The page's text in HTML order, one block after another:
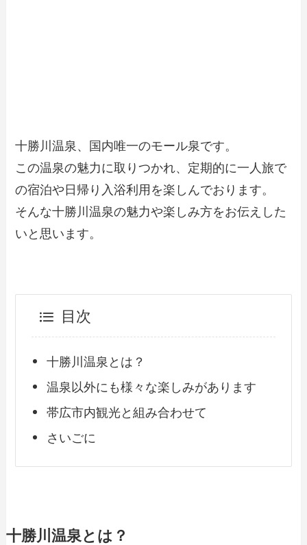
十勝川温泉、国内唯一のモール泉です。
この温泉の魅力に取りつかれ、定期的に一人旅で
の宿泊や日帰り入浴利用を楽しんでおります。
そんな十勝川温泉の魅力や楽しみ方をお伝えした
いと思います。
目次
十勝川温泉とは？
温泉以外にも様々な楽しみがあります
帯広市内観光と組み合わせて
さいごに
十勝川温泉とは？